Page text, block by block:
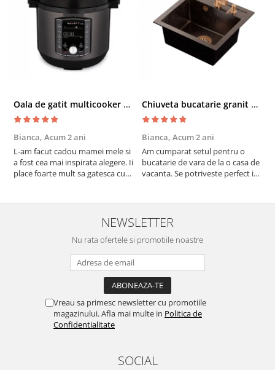
Oala de gatit multicooker 11 functii Instant Pot Pro Crisp 8 + Air Fryer 7.6 lt
Bianca, Acum 2 ani
L-am facut cadou mamei mele si
a fost cea mai inspirata alegere. Ii
place foarte mult sa gatesca cu
cratita...ma gandesc serios sa imi
cumpar si eu! Recomand mult !
Chiuveta bucatarie granit cu finisaj negru perlat/cupru Steingran Art Copper cu dozator si baterie Quadron
Bianca, Acum 2 ani
Am cumparat setul pentru o
bucatarie de vara de la o casa de
vacanta. Se potriveste perfect in
buna, recomand cu drag !
NEWSLETTER
Nu rata ofertele si promotiile noastre
Vreau sa primesc newsletter cu promotiile
magazinului. Afla mai multe in Politica de
Confidentialitate
SOCIAL